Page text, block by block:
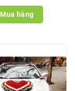
Mua hàng